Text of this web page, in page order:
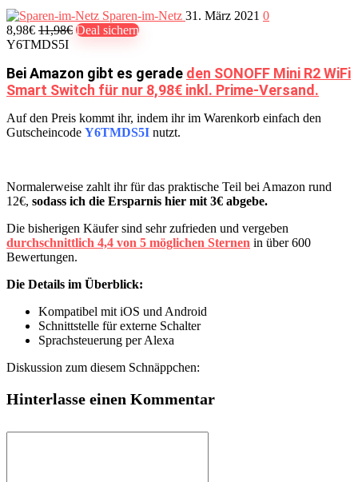
Sparen-im-Netz 31. März 2021 0
8,98€ 11,98€ Deal sichern
Y6TMDS5I
Bei Amazon gibt es gerade den SONOFF Mini R2 WiFi
Smart Switch für nur 8,98€ inkl. Prime-Versand.
Auf den Preis kommt ihr, indem ihr im Warenkorb einfach den
Gutscheincode Y6TMDS5I nutzt.
Normalerweise zahlt ihr für das praktische Teil bei Amazon rund
12€, sodass ich die Ersparnis hier mit 3€ abgebe.
Die bisherigen Käufer sind sehr zufrieden und vergeben
durchschnittlich 4,4 von 5 möglichen Sternen in über 600
Bewertungen.
Die Details im Überblick:
Kompatibel mit iOS und Android
Schnittstelle für externe Schalter
Sprachsteuerung per Alexa
Diskussion zum diesem Schnäppchen:
Hinterlasse einen Kommentar